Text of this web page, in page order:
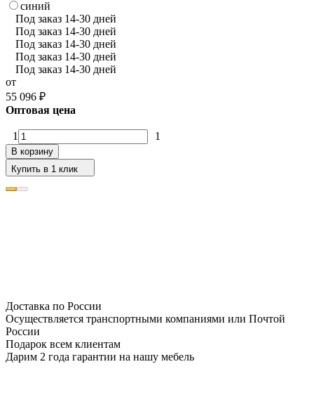
синий
Под заказ 14-30 дней
Под заказ 14-30 дней
Под заказ 14-30 дней
Под заказ 14-30 дней
Под заказ 14-30 дней
от
55 096 ₽
Оптовая цена
1 1
В корзину
Купить в 1 клик
Доставка по России
Осуществляется транспортными компаниями или Почтой
России
Подарок всем клиентам
Дарим 2 года гарантии на нашу мебель